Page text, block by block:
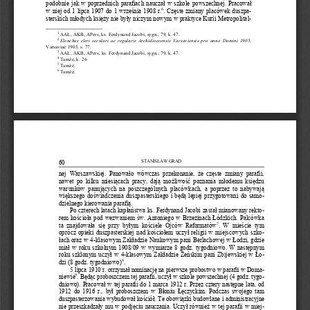
podobnie jak w poprzednich parafiach nauczał w szkole powszechnej. Pracował
w niej od 1 lipca 1907 do 1 września 1908 r.6 . Częste zmiany placówek duszpa-
sterskich młodych księży nie były niczym nowym w praktyce Kurii Metropolital-
1 AAŁ, AKB, APers, ks. Ferdynand Jacobi, sygn., 79, k. 47.
2 Elenchus  cleri  seculari  ac  regularis  Archidioecensis  Varsaviensis  pro  anno Domini  1905,
Varsaviae 1905, s. 77.
3 AAŁ, AKB, APers, ks. Ferdynand Jacobi, sygn., 79, k. 47.
4 Tamże, k. 26.
5 Tamże.
6 Tamże.
STANISŁAW GRAD
60
nej  Warszawskiej.
Panowało  wówczas  przekonanie,  że  częste  zmiany  parafii,
nawet  po  kilku  miesiącach pracy, dają możliwość poznania  młodemu księdzu
warunków panujących na poszczególnych placówkach, a poprzez to nabywają
większego doświadczenia duszpasterskiego i będą lepiej przygotowani do samo-
dzielnego kierowania parafią.
Po czterech latach kapłaństwa ks. Ferdynand Jacobi zastał mianowany rekto-
rem kościoła pod wezwaniem św. Antoniego w Brzezinach Łódzkich. Palcówka
ta  znajdowała  się  przy  byłym  kościele Ojców Reformatów7.  W  mieście  tym
oprócz opieki duszpasterskiej nad kościołem uczył religii w miejscowych  szko-
łach oraz w 4-klasowym Zakładzie Naukowym pani Berlachowej w Łodzi , gdzie
miał w roku szkolnym 1908/09 w  wymiarze 8  godz tygodniowo. W następnym
roku szklonym uczył w 4-klasowym Zakładzie Żeńskim pani Zbijewskiej w Ło-
dzi (8 godz tygodniowo)8.
5 lipca 1910 r. otrzymał nominację na pierwsze probostwo w parafii w Doma-
niewie9 . Będąc proboszczem tej parafii uczył w szkole powszechnej (4 godz. tygo-
dniowo) . Pracował w tej parafii do 1 marca 1912 r. Przez cztery następne lata, od
1912  do  1916 r., był proboszczem w Błoniu Łęczyckim. Podczas swojego tam
duszpasterzowania wybudował kościół. Te obowiązki budowlane i administracyjne
nie przeszkadzały mu w podjęciu nauczania. Uczył również w tej parafii w miej-